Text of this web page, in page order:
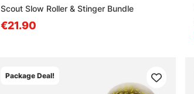
Scout Slow Roller & Stinger Bundle
€21.90
Package Deal!